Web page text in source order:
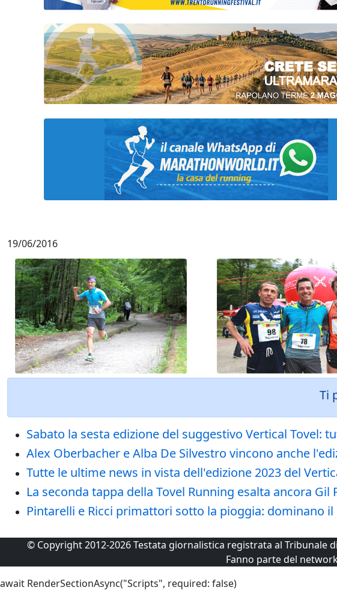
19/06/2016
Ti
Sabato la sesta edizione del suggestivo Vertical Tovel:
Alex Oberbacher e Alba De Silvestro vincono anche
Tutte le ultime news in vista dell'edizione 2023 del
La seconda tappa della Tovel Running esalta ancora Gil
Pintarelli e Ricci primattori sotto la pioggia: dominano
© Copyright 2012-2026 Testata giornalistica registrata al Tribunale
Fanno parte del
await RenderSectionAsync("Scripts", required: false)